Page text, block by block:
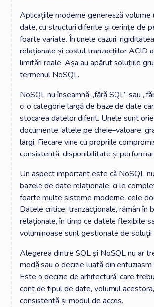
Aplicațiile moderne generează volume
date, cu structuri diferite și cerințe de
foarte variate. În unele cazuri,
relaționale și costul tranzacțiilor ACID
limitări reale. Așa au apărut soluțiile
termenul NoSQL.
NoSQL nu înseamnă „fără SQL” sau
ci o categorie largă de baze de date
stocarea datelor diferit. Unele sunt
documente, altele pe cheie–valoare,
largi. Fiecare vine cu propriile
consistență, disponibilitate și
Un aspect important este că NoSQL
bazele de date relaționale, ci le
foarte multe sisteme moderne, cele
Datele critice, tranzacționale, rămân în
relaționale, în timp ce datele flexibile
voluminoase sunt gestionate de soluții
Alegerea dintre SQL și NoSQL nu ar
modă sau o decizie luată din
Este o decizie de arhitectură, care
cont de tipul de date, volumul
consistență și modul de acces.